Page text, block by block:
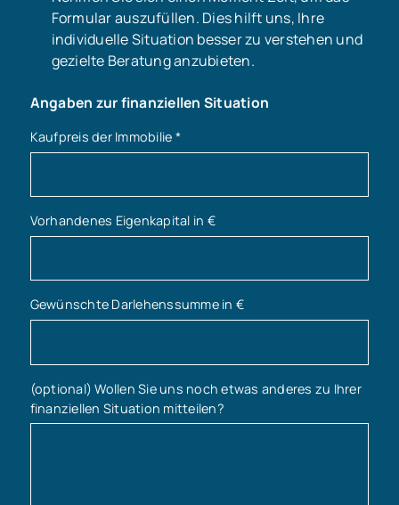
Formular auszufüllen. Dies hilft uns, Ihre
individuelle Situation besser zu verstehen und
gezielte Beratung anzubieten.
Angaben zur finanziellen Situation
Kaufpreis der Immobilie *
Vorhandenes Eigenkapital in €
Gewünschte Darlehenssumme in €
(optional) Wollen Sie uns noch etwas anderes zu Ihrer
finanziellen Situation mitteilen?